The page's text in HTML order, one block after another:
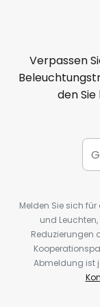
Verpassen
den
Melden Sie sich
und
Reduzierungen
Abmeldung ist